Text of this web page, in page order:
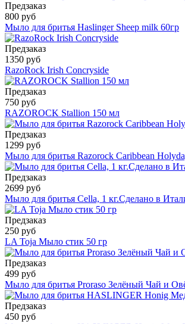
Предзаказ
800 руб
Мыло для бритья Haslinger Sheep milk 60гр
Предзаказ
1350 руб
RazoRock Irish Concryside
Предзаказ
750 руб
RAZOROCK Stallion 150 мл
Предзаказ
1299 руб
Мыло для бритья Razorock Caribbean
Предзаказ
2699 руб
Мыло для бритья Cella, 1 кг.Сделано в
Предзаказ
250 руб
LA Toja Мыло стик 50 гр
Предзаказ
499 руб
Мыло для бритья Proraso Зелёный Чай и
Предзаказ
450 руб